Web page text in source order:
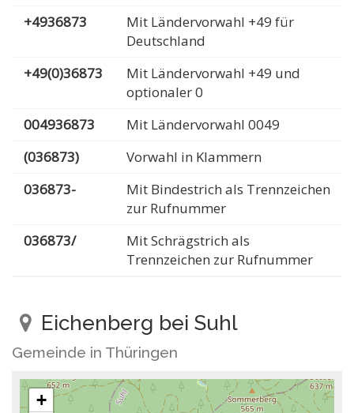
+4936873
Mit Ländervorwahl +49 für
Deutschland
+49(0)36873
Mit Ländervorwahl +49 und
optionaler 0
004936873
Mit Ländervorwahl 0049
(036873)
Vorwahl in Klammern
036873-
Mit Bindestrich als Trennzeichen
zur Rufnummer
036873/
Mit Schrägstrich als
Trennzeichen zur Rufnummer
Eichenberg bei Suhl
Gemeinde in Thüringen
+